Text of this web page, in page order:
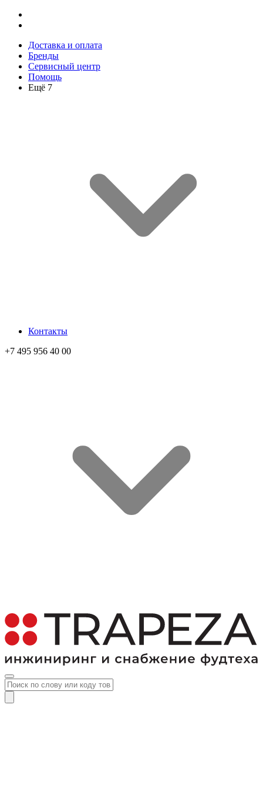
Доставка и оплата
Бренды
Сервисный центр
Помощь
Ещё 7
Контакты
+7 495 956 40 00